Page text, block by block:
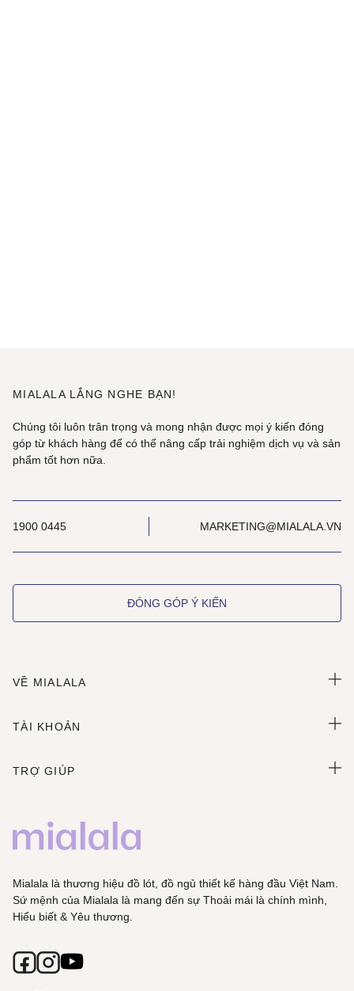
MIALALA LẮNG NGHE BẠN!
Chúng tôi luôn trân trọng và mong nhận được mọi ý kiến đóng
góp từ khách hàng để có thể nâng cấp trải nghiệm dịch vụ và sản
phẩm tốt hơn nữa.
1900 0445 MARKETING@MIALALA.VN
ĐÓNG GÓP Ý KIẾN
VỀ MIALALA
TÀI KHOẢN
TRỢ GIÚP
Mialala là thương hiệu đồ lót, đồ ngủ thiết kế hàng đầu Việt Nam.
Sứ mệnh của Mialala là mang đến sự Thoải mái là chính mình,
Hiểu biết & Yêu thương.